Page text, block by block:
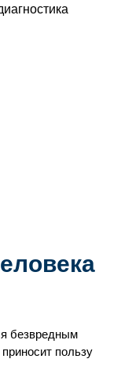
безвредным
пользу